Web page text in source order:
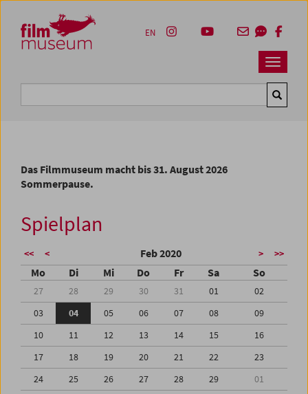
Zum Inhalt
Zum Hauptmenü
Zur Servicenavigation
Zum Suche
Navbar
EN
Das Filmmuseum macht bis 31. August 2026
Sommerpause.
Spielplan
<< < Feb 2020 > >>
Mo Di Mi Do Fr Sa So
27 28 29 30 31 01
02
03
04 05 06 07 08
09
10
11 12 13 14 15
16
17
18 19 20 21 22
23
24
25 26 27 28 29
01